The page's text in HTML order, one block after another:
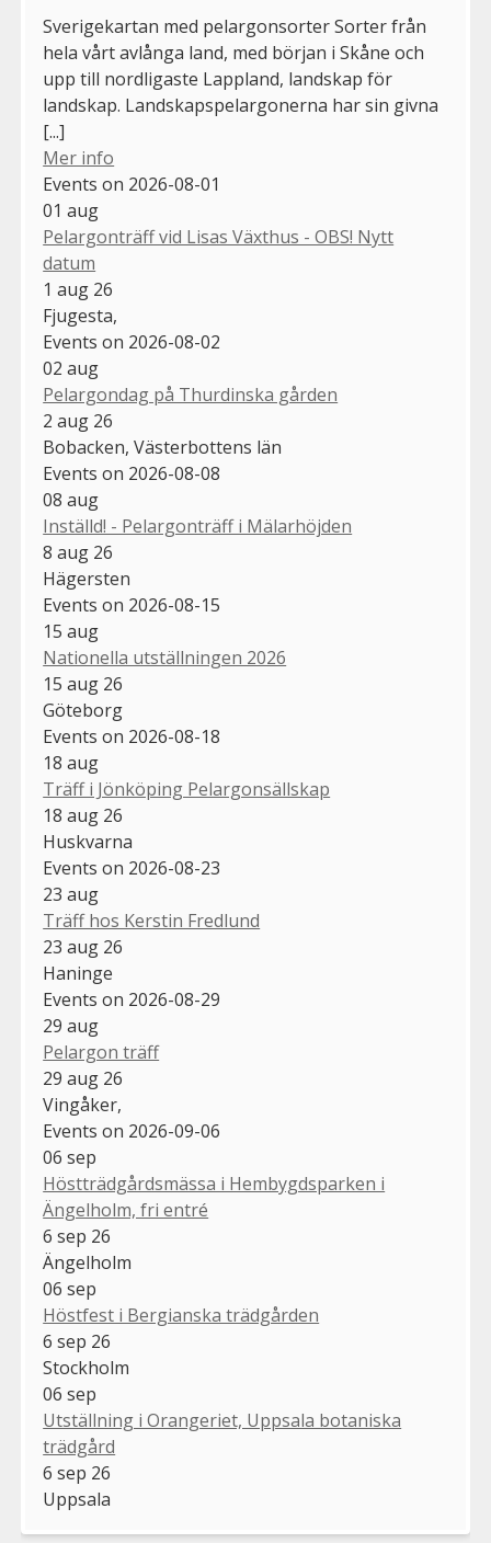
Sverigekartan med pelargonsorter Sorter från
hela vårt avlånga land, med början i Skåne och
upp till nordligaste Lappland, landskap för
landskap. Landskapspelargonerna har sin givna
[...]
Mer info
Events on 2026-08-01
01 aug
Pelargonträff vid Lisas Växthus - OBS! Nytt
datum
1 aug 26
Fjugesta,
Events on 2026-08-02
02 aug
Pelargondag på Thurdinska gården
2 aug 26
Bobacken, Västerbottens län
Events on 2026-08-08
08 aug
Inställd! - Pelargonträff i Mälarhöjden
8 aug 26
Hägersten
Events on 2026-08-15
15 aug
Nationella utställningen 2026
15 aug 26
Göteborg
Events on 2026-08-18
18 aug
Träff i Jönköping Pelargonsällskap
18 aug 26
Huskvarna
Events on 2026-08-23
23 aug
Träff hos Kerstin Fredlund
23 aug 26
Haninge
Events on 2026-08-29
29 aug
Pelargon träff
29 aug 26
Vingåker,
Events on 2026-09-06
06 sep
Höstträdgårdsmässa i Hembygdsparken i
Ängelholm, fri entré
6 sep 26
Ängelholm
06 sep
Höstfest i Bergianska trädgården
6 sep 26
Stockholm
06 sep
Utställning i Orangeriet, Uppsala botaniska
trädgård
6 sep 26
Uppsala